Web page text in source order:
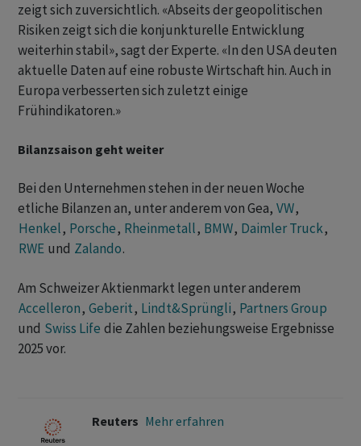
zeigt sich zuversichtlich. «Abseits der geopolitischen
Risiken zeigt sich die konjunkturelle Entwicklung
weiterhin stabil», sagt der Experte. «In den USA deuten
aktuelle Daten auf eine robuste Wirtschaft hin. Auch in
Europa verbesserten sich zuletzt einige
Frühindikatoren.»
Bilanzsaison geht weiter
Bei den Unternehmen stehen in der neuen Woche
etliche Bilanzen an, unter anderem von Gea, VW,
Henkel, Porsche, ‌ Rheinmetall, BMW, Daimler Truck,
RWE und Zalando.
Am Schweizer Aktienmarkt legen unter anderem
Accelleron, Geberit, Lindt&Sprüngli, Partners Group
und Swiss Life die Zahlen beziehungsweise Ergebnisse
2025 vor.
Reuters Mehr erfahren